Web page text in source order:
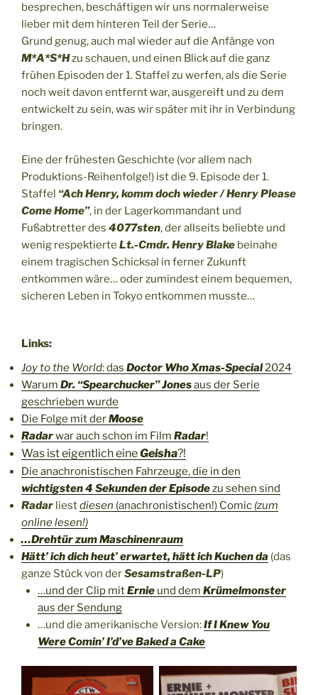
besprechen, beschäftigen wir uns normalerweise
lieber mit dem hinteren Teil der Serie…
Grund genug, auch mal wieder auf die Anfänge von
M*A*S*Hzu schauen, und einen Blick auf die ganz
frühen Episoden der 1. Staffel zu werfen, als die Serie
noch weit davon entfernt war, ausgereift und zu dem
entwickelt zu sein, was wir später mit ihr in Verbindung
bringen.
Eine der frühesten Geschichte (vor allem nach
Produktions-Reihenfolge!) ist die 9. Episode der 1.
Staffel “Ach Henry, komm doch wieder / Henry Please
Come Home”, in der Lagerkommandant und
Fußabtretter des 4077sten, der allseits beliebte und
wenig respektierte Lt.-Cmdr. Henry Blake beinahe
einem tragischen Schicksal in ferner Zukunft
entkommen wäre… oder zumindest einem bequemen,
sicheren Leben in Tokyo entkommen musste…
Links:
Joy to the World: das Doctor Who Xmas-Special2024
Warum Dr. “Spearchucker” Jonesaus der Serie
geschrieben wurde
Die Folge mit derMoose
Radarwar auch schon im Film Radar!
Was ist eigentlich eineGeisha?!
Die anachronistischen Fahrzeuge, die in den
wichtigsten 4 Sekunden der Episodezu sehen sind
Radar liestdiesen (anachronistischen!) Comic (zum
online lesen!)
…Drehtür zum Maschinenraum
Hätt’ ich dich heut’ erwartet, hätt ich Kuchen da (das
ganze Stück von derSesamstraßen-LP)
…und der Clip mitErnie und dem Krümelmonster
aus der Sendung
…und die amerikanische Version:If I Knew You
Were Comin’ I’d’ve Baked a Cake